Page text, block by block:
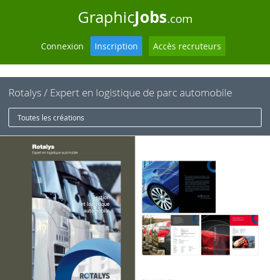
GraphicJobs.com
Connexion Inscription Accès recruteurs
Rotalys / Expert en logistique de parc automobile
Toutes les créations